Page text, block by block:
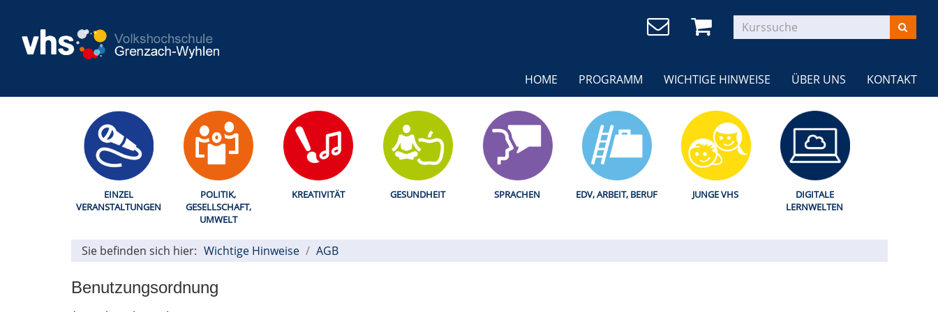
HOME PROGRAMM WICHTIGE HINWEISE ÜBER UNS KONTAKT
EINZEL
VERANSTALTUNGEN
POLITIK,
GESELLSCHAFT,
UMWELT
KREATIVITÄT GESUNDHEIT SPRACHEN EDV, ARBEIT, BERUF JUNGE VHS
DIGITALE
LERNWELTEN
Sie befinden sich hier: Wichtige Hinweise AGB
Benutzungsordnung